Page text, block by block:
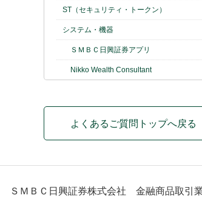
ST（セキュリティ・トークン）
システム・機器
ＳＭＢＣ日興証券アプリ
Nikko Wealth Consultant
よくあるご質問トップへ戻る
ＳＭＢＣ日興証券株式会社 金融商品取引